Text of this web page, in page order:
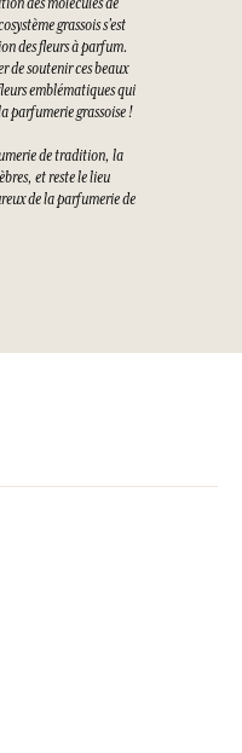
des molécules de
grassois s’est
des fleurs à parfum.
de soutenir ces beaux
emblématiques qui
parfumerie grassoise !
de tradition, la
et reste le lieu
de la parfumerie de